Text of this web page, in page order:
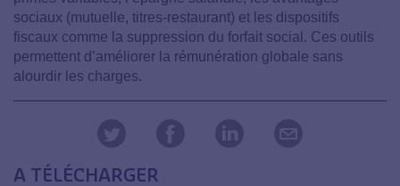
sociaux (mutuelle, titres-restaurant) et les dispositifs
fiscaux comme la suppression du forfait social. Ces outils
permettent d’améliorer la rémunération globale sans
alourdir les charges.
A TÉLÉCHARGER